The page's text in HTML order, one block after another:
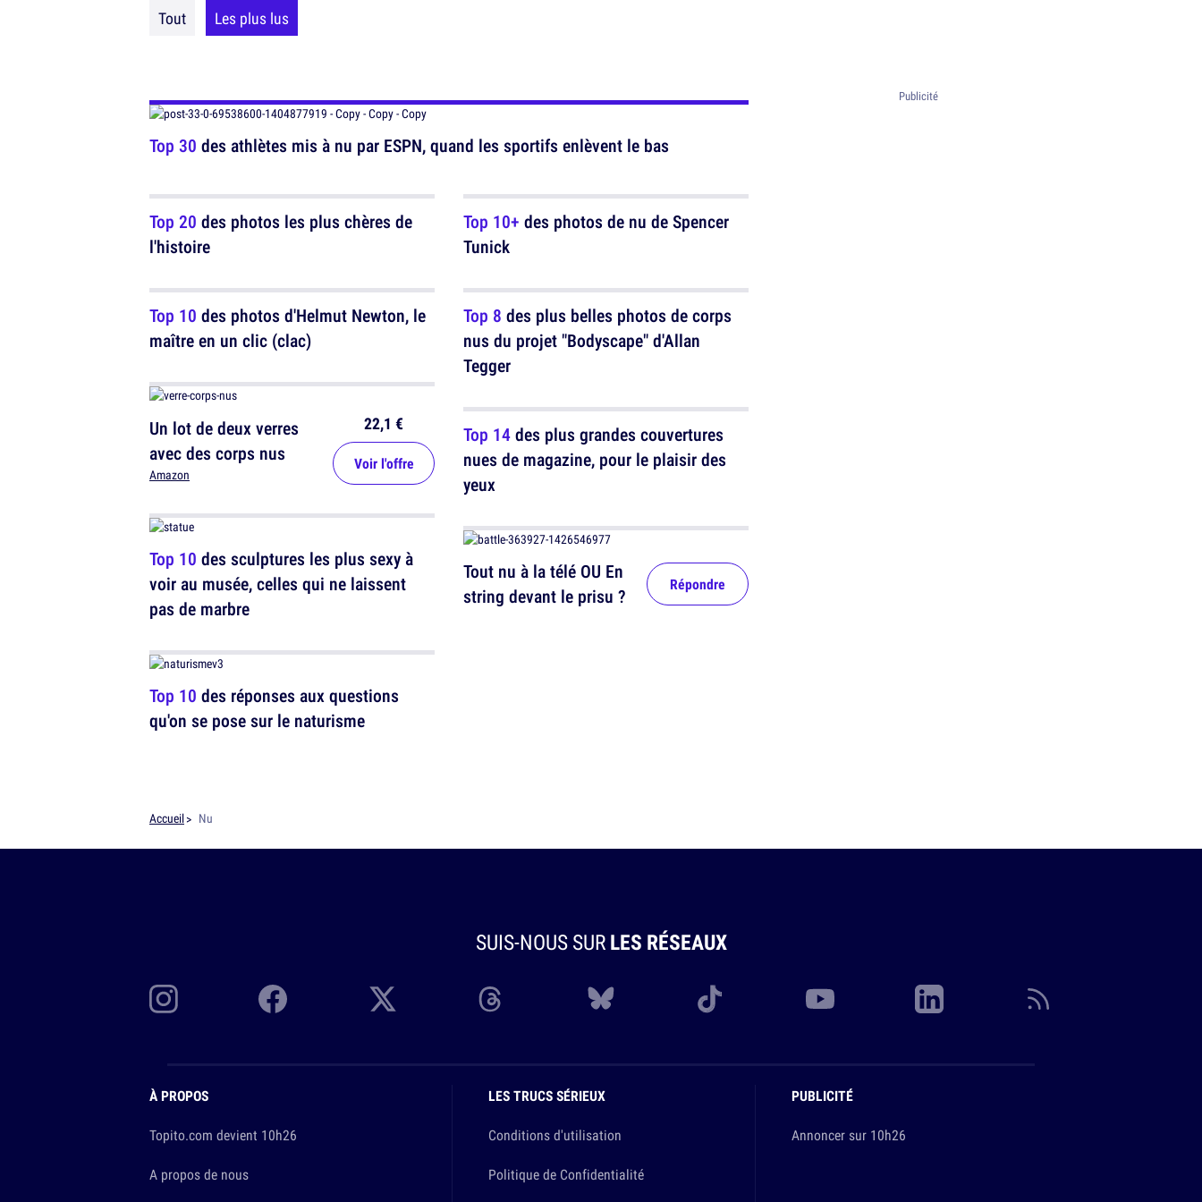
Tout Les plus lus
Top 30 des athlètes mis à nu par ESPN, quand les sportifs enlèvent le bas
Top 20 des photos les plus chères de
l'histoire
Top 10 des photos d'Helmut Newton, le
maître en un clic (clac)
Un lot de deux verres
avec des corps nus
Amazon
22,1 €
Voir l'offre
Top 10 des sculptures les plus sexy à
voir au musée, celles qui ne laissent
pas de marbre
Top 10 des réponses aux questions
qu'on se pose sur le naturisme
Top 10+ des photos de nu de Spencer
Tunick
Top 8 des plus belles photos de corps
nus du projet "Bodyscape" d'Allan
Tegger
Top 14des plus grandes couvertures
nues de magazine, pour le plaisir des
yeux
Tout nu à la télé OU En
string devant le prisu ?
Répondre
Accueil Nu
SUIS-NOUS SURLES RÉSEAUX
À PROPOS
Topito.com devient 10h26
A propos de nous
LES TRUCS SÉRIEUX
Conditions d'utilisation
Politique de Confidentialité
PUBLICITÉ
Annoncer sur 10h26